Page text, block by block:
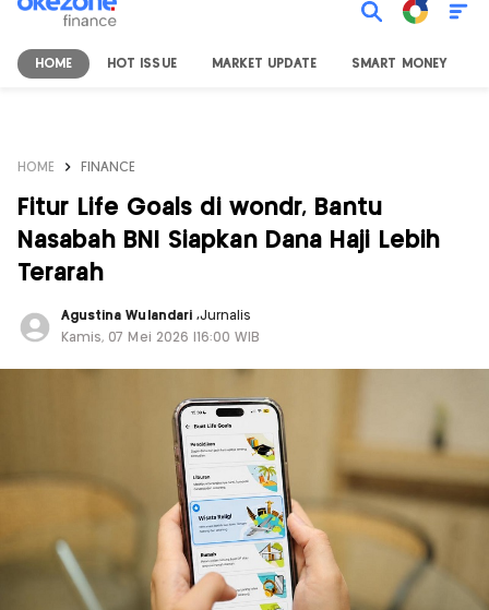
HOME HOT ISSUE MARKET UPDATE SMART MONEY
HOME FINANCE
Fitur Life Goals di wondr, Bantu
Nasabah BNI Siapkan Dana Haji Lebih
Terarah
Agustina Wulandari ,Jurnalis
Kamis, 07 Mei 2026 |16:00 WIB